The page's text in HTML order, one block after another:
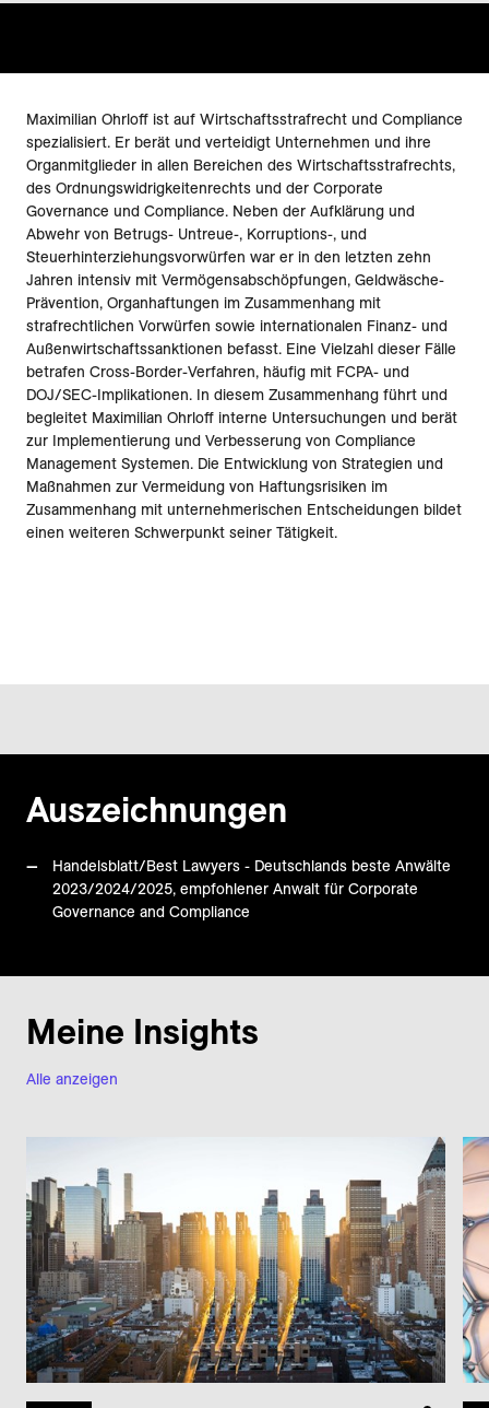
Maximilian Ohrloff ist auf Wirtschaftsstrafrecht und Compliance
spezialisiert. Er berät und verteidigt Unternehmen und ihre
Organmitglieder in allen Bereichen des Wirtschaftsstrafrechts,
des Ordnungswidrigkeitenrechts und der Corporate
Governance und Compliance. Neben der Aufklärung und
Abwehr von Betrugs- Untreue-, Korruptions-, und
Steuerhinterziehungsvorwürfen war er in den letzten zehn
Jahren intensiv mit Vermögensabschöpfungen, Geldwäsche-
Prävention, Organhaftungen im Zusammenhang mit
strafrechtlichen Vorwürfen sowie internationalen Finanz- und
Außenwirtschaftssanktionen befasst. Eine Vielzahl dieser Fälle
betrafen Cross-Border-Verfahren, häufig mit FCPA- und
DOJ/SEC-Implikationen. In diesem Zusammenhang führt und
begleitet Maximilian Ohrloff interne Untersuchungen und berät
zur Implementierung und Verbesserung von Compliance
Management Systemen. Die Entwicklung von Strategien und
Maßnahmen zur Vermeidung von Haftungsrisiken im
Zusammenhang mit unternehmerischen Entscheidungen bildet
einen weiteren Schwerpunkt seiner Tätigkeit.
Auszeichnungen
Handelsblatt/Best Lawyers - Deutschlands beste Anwälte
2023/2024/2025, empfohlener Anwalt für Corporate
Governance and Compliance
Alle anzeigen
Meine Insights